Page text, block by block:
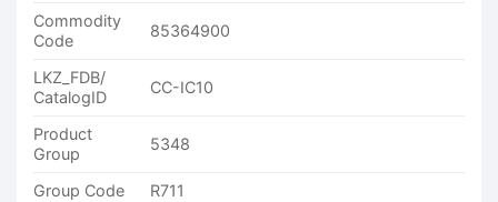
Commodity
Code
85364900
LKZ_FDB/
CatalogID
CC-IC10
Product
Group
5348
Group Code
R711